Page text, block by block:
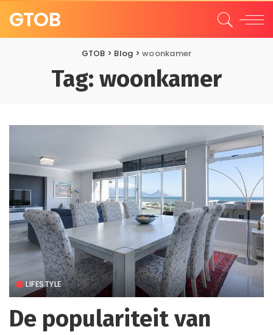
GTOB
GTOB > Blog >woonkamer
Tag: woonkamer
LIFESTYLE
De populariteit van